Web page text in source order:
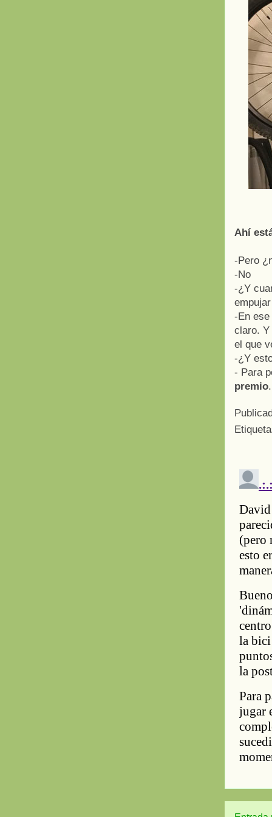
Ahí
-Pero
-No
-¿Y
-En
claro. Y
el que
-¿Y
- Para
premio.